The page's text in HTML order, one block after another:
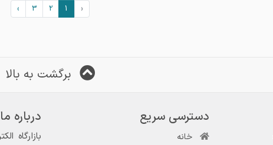
‹
1
2
3
›
برگشت به بالا
دسترسی سریع
خانه
درباره ما